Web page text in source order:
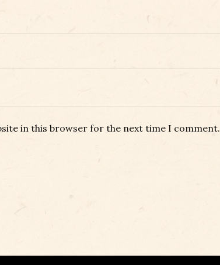
in this browser for the next time I comment.